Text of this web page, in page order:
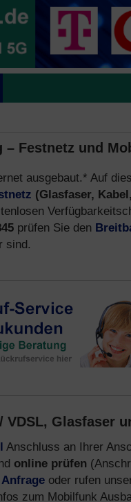
– Festnetz und
ausgebaut.* Auf
(Glasfaser,
prüfen Sie den
sind.
VDSL, Glasfaser
Anschluss an Ihrer
online prüfen
Anfrage oder rufen
zum Mobilfunk